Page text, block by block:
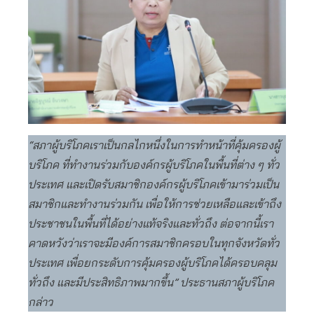
“สภาผู้บริโภคเราเป็นกลไกหนึ่งในการทำหน้าที่คุ้มครองผู้
บริโภค ที่ทำงานร่วมกับองค์กรผู้บริโภคในพื้นที่ต่าง ๆ ทั่ว
ประเทศ และเปิดรับสมาชิกองค์กรผู้บริโภคเข้ามาร่วมเป็น
สมาชิกและทำงานร่วมกัน เพื่อให้การช่วยเหลือและเข้าถึง
ประชาชนในพื้นที่ได้อย่างแท้จริงและทั่วถึง ต่อจากนี้เรา
คาดหวังว่าเราจะมีองค์การสมาชิกครอบในทุกจังหวัดทั่ว
ประเทศ เพื่อยกระดับการคุ้มครองผู้บริโภคได้ครอบคลุม
ทั่วถึง และมีประสิทธิภาพมากขึ้น” ประธานสภาผู้บริโภค
กล่าว